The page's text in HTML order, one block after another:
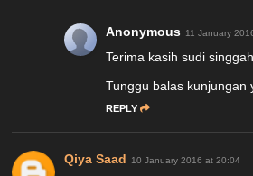
Anonymous 11 January
Terima kasih sudi
Tunggu balas kunjungan
REPLY
Qiya Saad 10 January 2016 at 20:04